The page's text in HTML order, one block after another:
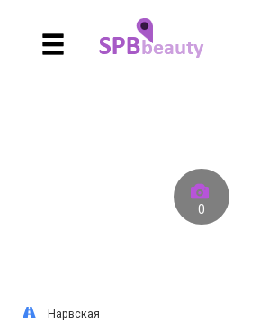
0
Нарвская